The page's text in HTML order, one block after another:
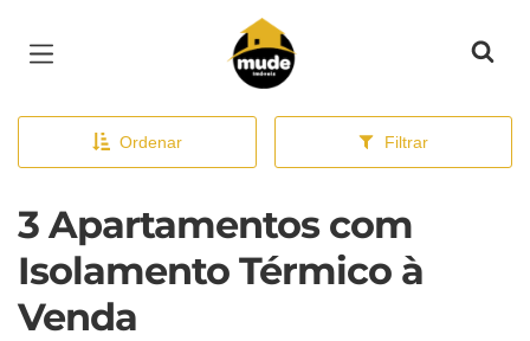
Página inicial
Ordenar Filtrar
3 Apartamentos com
Isolamento Térmico à
Venda